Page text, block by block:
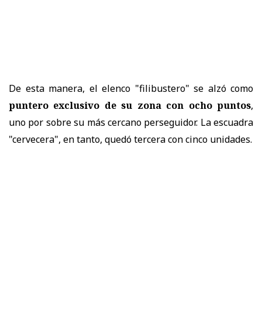
De esta manera, el elenco "filibustero" se alzó como
puntero exclusivo de su zona con ocho puntos,
uno por sobre su más cercano perseguidor. La escuadra
"cervecera", en tanto, quedó tercera con cinco unidades.